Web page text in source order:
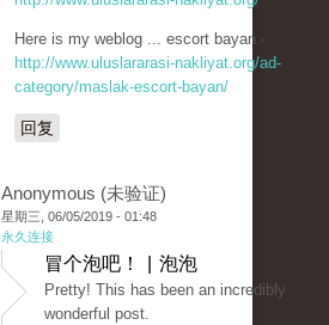
Here is my weblog ... escort bayan -
http://www.uluslararasi-nakliyat.org/ad-
category/maslak-escort-bayan/
回复
Anonymous (未验证)
星期三, 06/05/2019 - 01:48
永久连接
冒个泡吧！ | 泡泡
Pretty! This has been an incredibly
wonderful post.